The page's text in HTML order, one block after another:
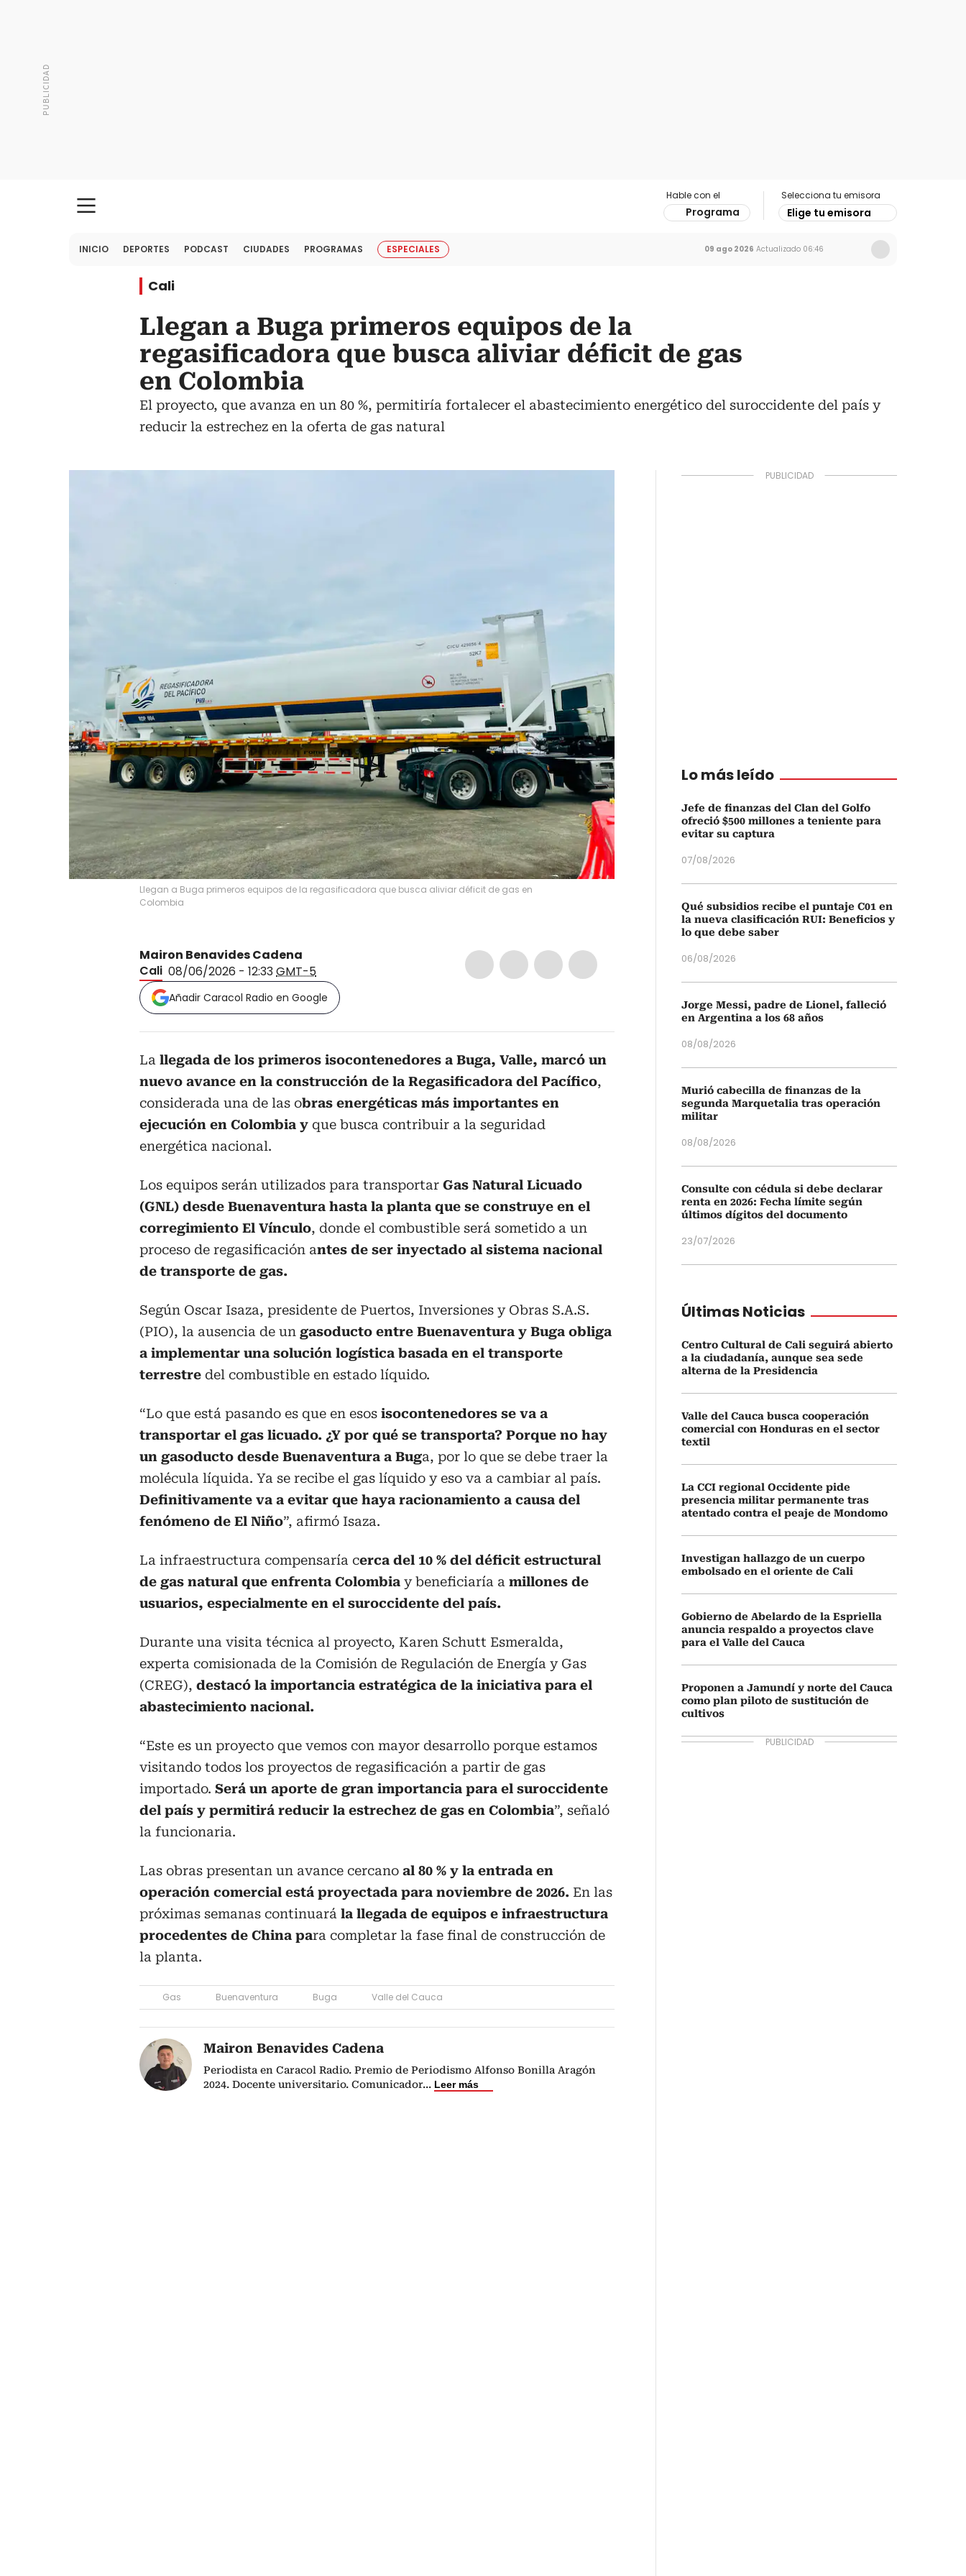
Hable con el
Programa
Selecciona tu emisora
Elige tu emisora
INICIO DEPORTES PODCAST CIUDADES PROGRAMAS ESPECIALES 09 ago 2026 Actualizado 06:46
Cali
Llegan a Buga primeros equipos de la
regasificadora que busca aliviar déficit de gas
en Colombia
El proyecto, que avanza en un 80 %, permitiría fortalecer el abastecimiento energético del suroccidente del país y
reducir la estrechez en la oferta de gas natural
Llegan a Buga primeros equipos de la regasificadora que busca aliviar déficit de gas en
Colombia
Mairon Benavides Cadena
Cali 08/06/2026 - 12:33GMT-5
Añadir Caracol Radio en Google
La llegada de los primeros isocontenedores a Buga, Valle, marcó un
nuevo avance en la construcción de la Regasificadora del Pacífico,
considerada una de las obras energéticas más importantes en
ejecución en Colombia y que busca contribuir a la seguridad
energética nacional.
Los equipos serán utilizados para transportar Gas Natural Licuado
(GNL) desde Buenaventura hasta la planta que se construye en el
corregimiento El Vínculo, donde el combustible será sometido a un
proceso de regasificación antes de ser inyectado al sistema nacional
de transporte de gas.
Según Oscar Isaza, presidente de Puertos, Inversiones y Obras S.A.S.
(PIO), la ausencia de un gasoducto entre Buenaventura y Buga obliga
a implementar una solución logística basada en el transporte
terrestre del combustible en estado líquido.
“Lo que está pasando es que en esos isocontenedores se va a
transportar el gas licuado. ¿Y por qué se transporta? Porque no hay
un gasoducto desde Buenaventura a Buga, por lo que se debe traer la
molécula líquida. Ya se recibe el gas líquido y eso va a cambiar al país.
Definitivamente va a evitar que haya racionamiento a causa del
fenómeno de El Niño”, afirmó Isaza.
La infraestructura compensaría cerca del 10 % del déficit estructural
de gas natural que enfrenta Colombia y beneficiaría a millones de
usuarios, especialmente en el suroccidente del país.
Durante una visita técnica al proyecto, Karen Schutt Esmeralda,
experta comisionada de la Comisión de Regulación de Energía y Gas
(CREG), destacó la importancia estratégica de la iniciativa para el
abastecimiento nacional.
“Este es un proyecto que vemos con mayor desarrollo porque estamos
visitando todos los proyectos de regasificación a partir de gas
importado. Será un aporte de gran importancia para el suroccidente
del país y permitirá reducir la estrechez de gas en Colombia”, señaló
la funcionaria.
Las obras presentan un avance cercano al 80 % y la entrada en
operación comercial está proyectada para noviembre de 2026. En las
próximas semanas continuará la llegada de equipos e infraestructura
procedentes de China para completar la fase final de construcción de
la planta.
Gas Buenaventura Buga Valle del Cauca
Mairon Benavides Cadena
Periodista en Caracol Radio. Premio de Periodismo Alfonso Bonilla Aragón
2024. Docente universitario. Comunicador... Leer más
Lo más leído
Jefe de finanzas del Clan del Golfo
ofreció $500 millones a teniente para
evitar su captura
07/08/2026
Qué subsidios recibe el puntaje C01 en
la nueva clasificación RUI: Beneficios y
lo que debe saber
06/08/2026
Jorge Messi, padre de Lionel, falleció
en Argentina a los 68 años
08/08/2026
Murió cabecilla de finanzas de la
segunda Marquetalia tras operación
militar
08/08/2026
Consulte con cédula si debe declarar
renta en 2026: Fecha límite según
últimos dígitos del documento
23/07/2026
Últimas Noticias
Centro Cultural de Cali seguirá abierto
a la ciudadanía, aunque sea sede
alterna de la Presidencia
Valle del Cauca busca cooperación
comercial con Honduras en el sector
textil
La CCI regional Occidente pide
presencia militar permanente tras
atentado contra el peaje de Mondomo
Investigan hallazgo de un cuerpo
embolsado en el oriente de Cali
Gobierno de Abelardo de la Espriella
anuncia respaldo a proyectos clave
para el Valle del Cauca
Proponen a Jamundí y norte del Cauca
como plan piloto de sustitución de
cultivos